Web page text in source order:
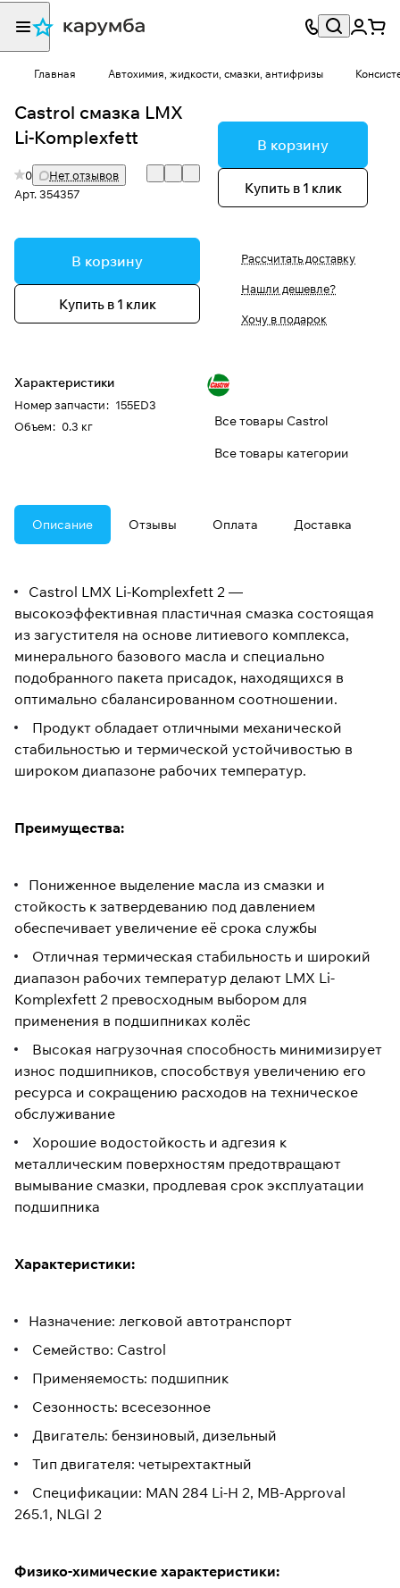
Главная Автохимия, жидкости, смазки, антифризы
Castrol смазка LMX
Li-Komplexfett
0
Нет отзывов
Арт.354357
В корзину
Купить в 1 клик
Характеристики
Номер запчасти: 155ED3
Oбъем: 0.3 кг
В корзину
Купить в 1 клик
Рассчитать доставку
Нашли дешевле?
Хочу в подарок
Все товары Castrol
Все товары категории
Описание Отзывы Оплата Доставка
Castrol LMX Li-Komplexfett 2 —
высокоэффективная пластичная смазка состоящая
из загустителя на основе литиевого комплекса,
минерального базового масла и специально
подобранного пакета присадок, находящихся в
оптимально сбалансированном соотношении.
Продукт обладает отличными механической
стабильностью и термической устойчивостью в
широком диапазоне рабочих температур.
Преимущества:
Пониженное выделение масла из смазки и
стойкость к затвердеванию под давлением
обеспечивает увеличение её срока службы
Отличная термическая стабильность и широкий
диапазон рабочих температур делают LMX Li-
Komplexfett 2 превосходным выбором для
применения в подшипниках колёс
Высокая нагрузочная способность минимизирует
износ подшипников, способствуя увеличению его
ресурса и сокращению расходов на техническое
обслуживание
Хорошие водостойкость и адгезия к
металлическим поверхностям предотвращают
вымывание смазки, продлевая срок эксплуатации
подшипника
Характеристики:
Назначение: легковой автотранспорт
Семейство: Castrol
Применяемость: подшипник
Сезонность: всесезонное
Двигатель: бензиновый, дизельный
Тип двигателя: четырехтактный
Спецификации: MAN 284 Li-H 2, MB-Approval
265.1, NLGI 2
Физико-химические характеристики: